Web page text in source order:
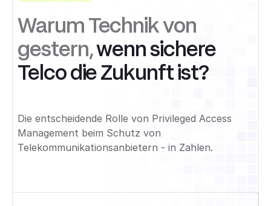
Warum Technik von
gestern,wenn sichere
Telco die Zukunft ist?
Die entscheidende Rolle von Privileged Access
Management beim Schutz von
Telekommunikationsanbietern - in Zahlen.